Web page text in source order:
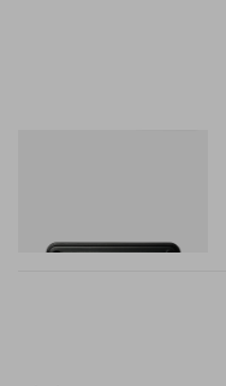
쇼핑하기